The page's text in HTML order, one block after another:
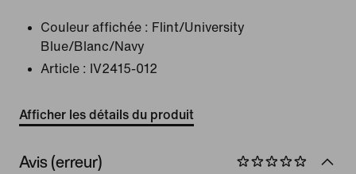
Couleur affichée : Flint/University
Blue/Blanc/Navy
Article : IV2415-012
Afficher les détails du produit
Avis (erreur)